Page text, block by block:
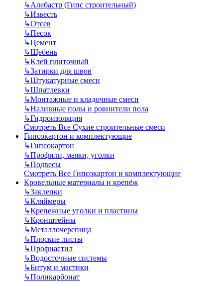
↳Алебастр (Гипс строительный)
↳Известь
↳Отсев
↳Песок
↳Цемент
↳Щебень
↳Клей плиточный
↳Затирки для швов
↳Штукатурные смеси
↳Шпатлевки
↳Монтажные и кладочные смеси
↳Наливные полы и ровнители пола
↳Гидроизоляция
Смотреть Все Сухие строительные смеси
Гипсокартон и комплектующие
↳Гипсокартон
↳Профили, маяки, уголки
↳Подвесы
Смотреть Все Гипсокартон и комплектующие
Кровельные материалы и крепёж
↳Заклепки
↳Кляймеры
↳Крепежные уголки и пластины
↳Кронштейны
↳Металлочерепица
↳Плоские листы
↳Профнастил
↳Водосточные системы
↳Битум и мастики
↳Поликарбонат